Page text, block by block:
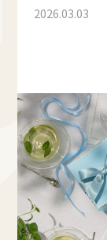
2026.03.03